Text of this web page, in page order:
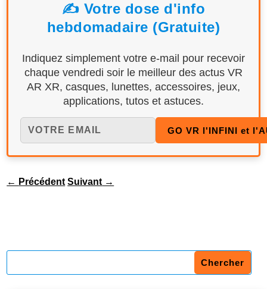
✍️ Votre dose d'info
hebdomadaire (Gratuite)
Indiquez simplement votre e-mail pour recevoir
chaque vendredi soir le meilleur des actus VR
AR XR, casques, lunettes, accessoires, jeux,
applications, tutos et astuces.
← Précédent Suivant →